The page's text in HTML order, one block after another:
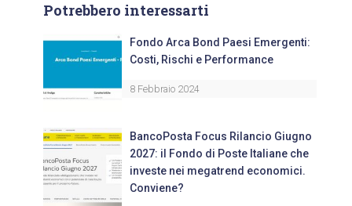
Potrebbero interessarti
Fondo Arca Bond Paesi Emergenti:
Costi, Rischi e Performance
8 Febbraio 2024
BancoPosta Focus Rilancio Giugno
2027: il Fondo di Poste Italiane che
investe nei megatrend economici.
Conviene?